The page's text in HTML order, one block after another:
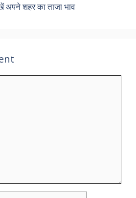
अपने शहर का ताजा भाव